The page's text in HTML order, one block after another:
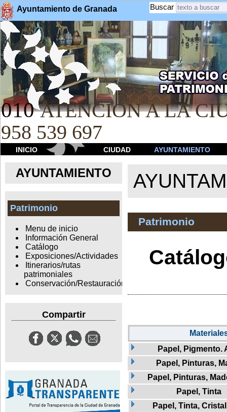
Ayuntamiento de Granada Buscar
010 ATENCION A LA
958 539 697
INICIO CIUDAD AYUNTAMIENTO
AYUNTAMIENTO
Patrimonio
Menu de inicio
Información General
Catálogo
Exposiciones/Actividades
Itinerarios/rutas
patrimoniales
Conservación/Restauración
Compartir
Patrimonio
Papel, Pigmento.
Papel, Pinturas,
Papel, Pinturas,
Papel, Tinta
Papel, Tinta,